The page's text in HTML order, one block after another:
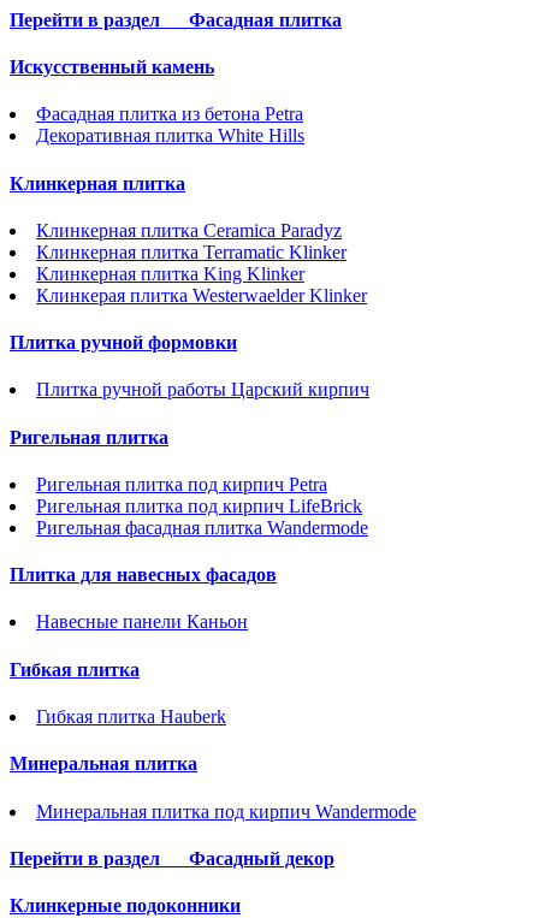
Перейти в раздел Фасадная плитка
Искусственный камень
Фасадная плитка из бетона Petra
Декоративная плитка White Hills
Клинкерная плитка
Клинкерная плитка Ceramica Paradyz
Клинкерная плитка Terramatic Klinker
Клинкерная плитка King Klinker
Клинкерая плитка Westerwaelder Klinker
Плитка ручной формовки
Плитка ручной работы Царский кирпич
Ригельная плитка
Ригельная плитка под кирпич Petra
Ригельная плитка под кирпич LifeBrick
Ригельная фасадная плитка Wandermode
Плитка для навесных фасадов
Навесные панели Каньон
Гибкая плитка
Гибкая плитка Hauberk
Минеральная плитка
Минеральная плитка под кирпич Wandermode
Перейти в раздел Фасадный декор
Клинкерные подоконники